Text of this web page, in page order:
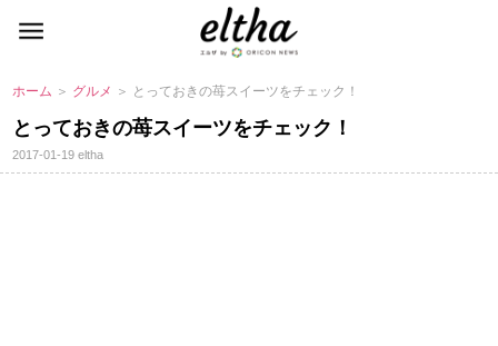
ホーム ＞ グルメ ＞ とっておきの苺スイーツをチェック！
とっておきの苺スイーツをチェック！
2017-01-19eltha